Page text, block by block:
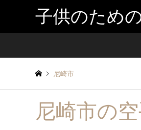
子供のため
尼崎市
尼崎市の